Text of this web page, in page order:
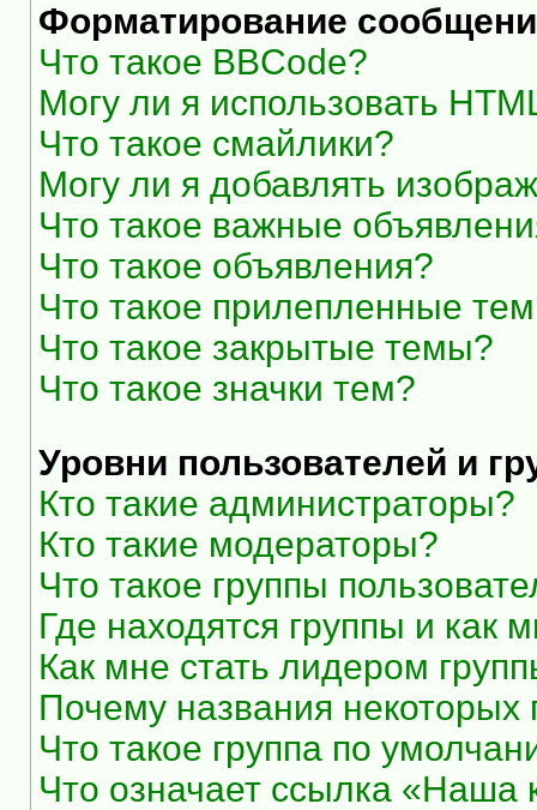
Форматирование
Что такое BBCode?
Могу ли я использовать
Что такое смайлики?
Могу ли я добавлять
Что такое важные
Что такое объявления?
Что такое прилепленные
Что такое закрытые темы?
Что такое значки тем?
Уровни пользователей и
Кто такие администраторы?
Кто такие модераторы?
Что такое группы
Где находятся группы и как
Как мне стать лидером
Почему названия
Что такое группа по
Что означает ссылка «Наша